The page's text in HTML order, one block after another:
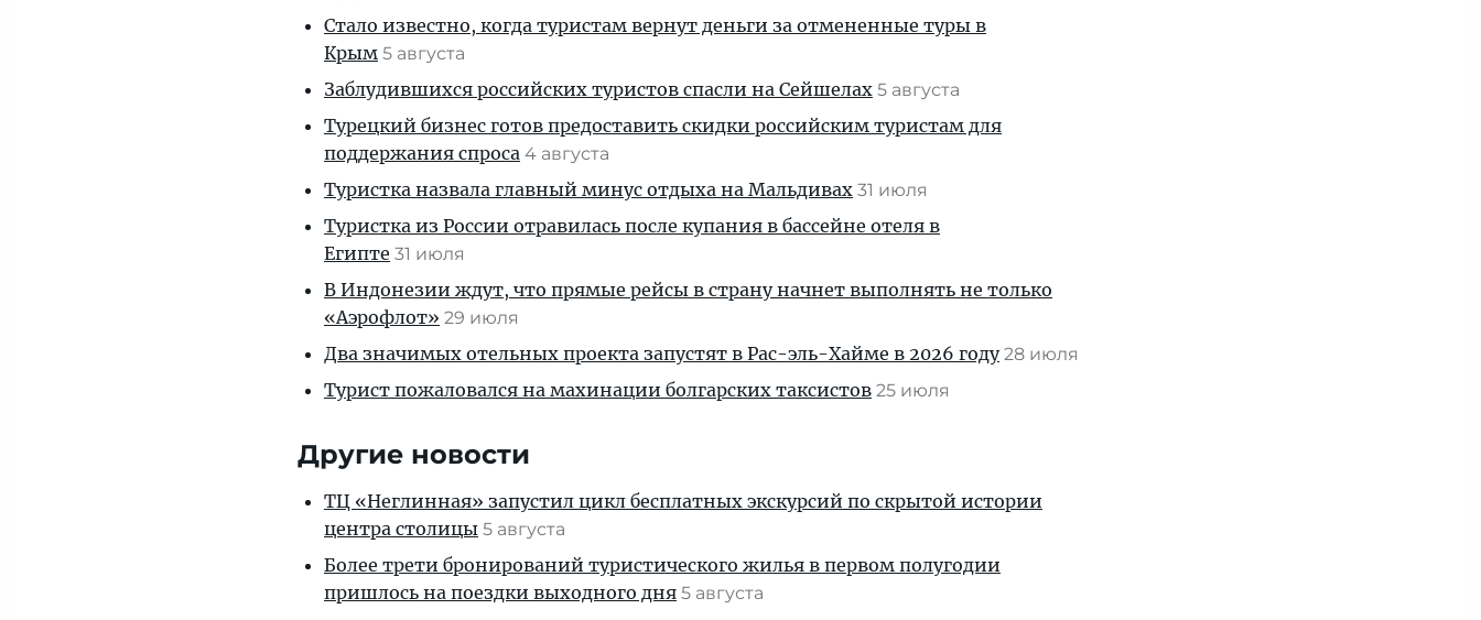
Стало известно, когда туристам вернут деньги за отмененные туры в
Крым 5 августа
Заблудившихся российских туристов спасли на Сейшелах 5 августа
Турецкий бизнес готов предоставить скидки российским туристам для
поддержания спроса 4 августа
Туристка назвала главный минус отдыха на Мальдивах 31 июля
Туристка из России отравилась после купания в бассейне отеля в
Египте 31 июля
В Индонезии ждут, что прямые рейсы в страну начнет выполнять не только
«Аэрофлот» 29 июля
Два значимых отельных проекта запустят в Рас-эль-Хайме в 2026 году 28 июля
Турист пожаловался на махинации болгарских таксистов 25 июля
Другие новости
ТЦ «Неглинная» запустил цикл бесплатных экскурсий по скрытой истории
центра столицы 5 августа
Более трети бронирований туристического жилья в первом полугодии
пришлось на поездки выходного дня 5 августа